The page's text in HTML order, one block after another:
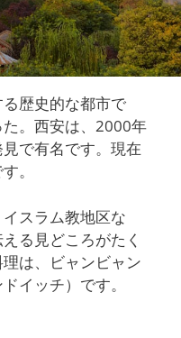
歴史的な都市で
。西安は、2000年
で有名です。現在
。
スラム教地区な
る見どころがたく
は、ビャンビャン
イッチ）です。